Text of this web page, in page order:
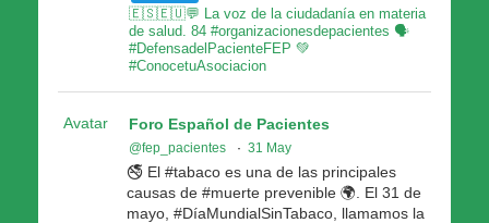
🇪🇸🇪🇺💬 La voz de la ciudadanía en materia
de salud. 84 #organizacionesdepacientes 🗣
#DefensadelPacienteFEP 💚
#ConocetuAsociacion
Avatar Foro Español de Pacientes
@fep_pacientes · 31 May
🚭 El #tabaco es una de las principales
causas de #muerte prevenible 🌍. El 31 de
mayo, #DíaMundialSinTabaco, llamamos la